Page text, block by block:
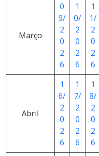
Março
0
9/
2
0
2
6
1
0/
2
0
2
6
1
1/
2
0
2
6
Abril
1
6/
2
0
2
6
1
7/
2
0
2
6
1
8/
2
0
2
6